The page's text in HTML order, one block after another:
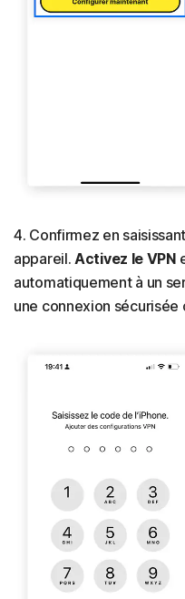
4. Confirmez en
appareil. Activez le VPN
automatiquement à un
une connexion sécurisée